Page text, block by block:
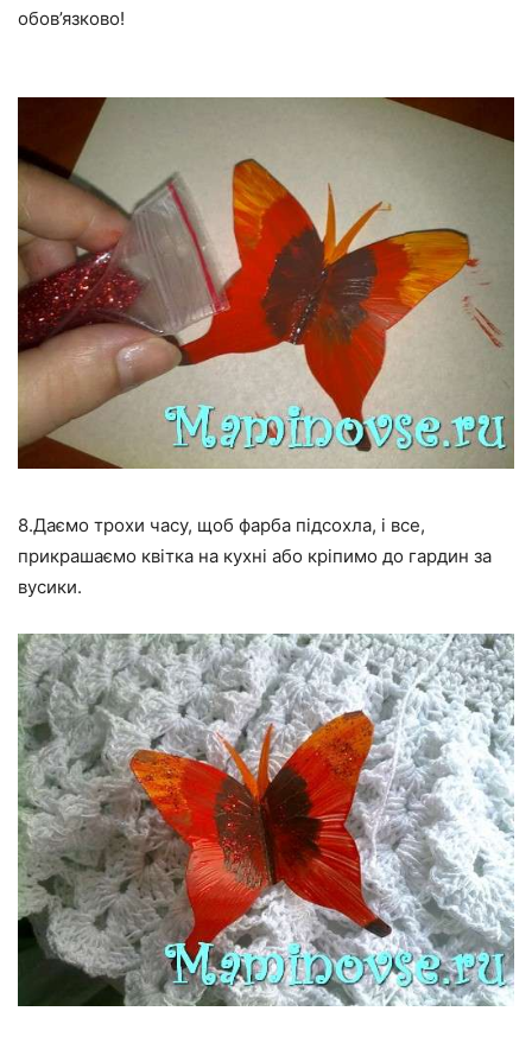
обов’язково!
8.Даємо трохи часу, щоб фарба підсохла, і все,
прикрашаємо квітка на кухні або кріпимо до гардин за
вусики.